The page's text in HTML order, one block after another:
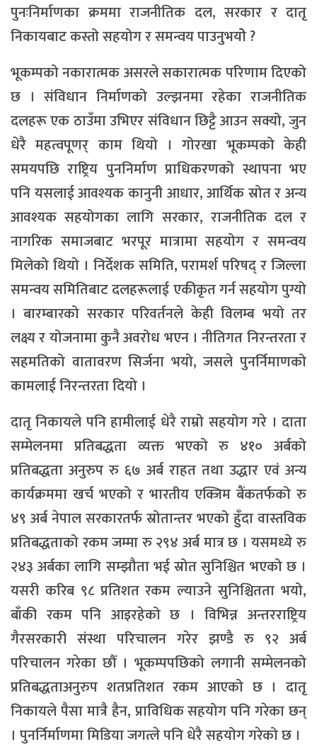
पुनःनिर्माणका क्रममा राजनीतिक दल, सरकार र दातृ
निकायबाट कस्तो सहयोग र समन्वय पाउनुभयोे ?
भूकम्पको नकारात्मक असरले सकारात्मक परिणाम दिएको
छ । संविधान निर्माणको उल्झनमा रहेका राजनीतिक
दलहरू एक ठाउँमा उभिएर संविधान छिट्टै आउन सक्यो, जुन
धेरै महत्वपूणर् काम थियो । गोरखा भूकम्पको केही
समयपछि राष्ट्रिय पुननिर्माण प्राधिकरणको स्थापना भए
पनि यसलाई आवश्यक कानुनी आधार, आर्थिक स्रोत र अन्य
आवश्यक सहयोगका लागि सरकार, राजनीतिक दल र
नागरिक समाजबाट भरपूर मात्रामा सहयोग र समन्वय
मिलेको थियो । निर्देशक समिति, परामर्श परिषद् र जिल्ला
समन्वय समितिबाट दलहरूलाई एकीकृत गर्न सहयोग पुग्यो
। बारम्बारको सरकार परिवर्तनले केही विलम्ब भयो तर
लक्ष्य र योजनामा कुनै अवरोध भएन । नीतिगत निरन्तरता र
सहमतिको वातावरण सिर्जना भयो, जसले पुनर्निमाणको
कामलाई निरन्तरता दियो ।
दातृ निकायले पनि हामीलाई धेरै राम्रो सहयोग गरे । दाता
सम्मेलनमा प्रतिबद्धता व्यक्त भएको रु ४१० अर्बको
प्रतिबद्धता अनुरुप रु ६७ अर्ब राहत तथा उद्धार एवं अन्य
कार्यक्रममा खर्च भएको र भारतीय एक्जिम बैंकतर्फको रु
४९ अर्ब नेपाल सरकारतर्फ स्रोतान्तर भएको हुँदा वास्तविक
प्रतिबद्धताको रकम जम्मा रु २९४ अर्ब मात्र छ । यसमध्ये रु
२४३ अर्बका लागि सम्झौता भई स्रोत सुनिश्चित भएको छ ।
यसरी करिब ९८ प्रतिशत रकम ल्याउने सुनिश्चितता भयो,
बाँकी रकम पनि आइरहेको छ । विभिन्न अन्तरराष्ट्रिय
गैरसरकारी संस्था परिचालन गरेर झण्डै रु ९२ अर्ब
परिचालन गरेका छौँ । भूकम्पपछिको लगानी सम्मेलनको
प्रतिबद्धताअनुरुप शतप्रतिशत रकम आएको छ । दातृ
निकायले पैसा मात्रै हैन, प्राविधिक सहयोग पनि गरेका छन्
। पुनर्निर्माणमा मिडिया जगत्ले पनि धेरै सहयोग गरेको छ ।